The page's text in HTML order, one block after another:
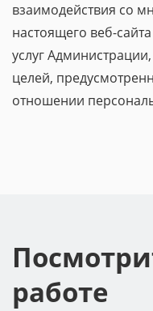
взаимодействия со
настоящего веб-
услуг
целей,
отношении
работе